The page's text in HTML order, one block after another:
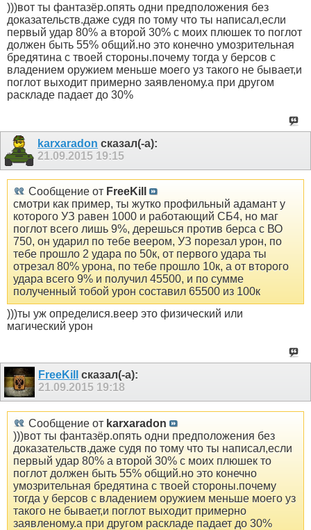
)))вот ты фантазёр.опять одни предположения без
доказательств.даже судя по тому что ты написал,если
первый удар 80% а второй 30% с моих плюшек то поглот
должен быть 55% общий.но это конечно умозрительная
бредятина с твоей стороны.почему тогда у берсов с
владением оружием меньше моего уз такого не бывает,и
поглот выходит примерно заявленому.а при другом
раскладе падает до 30%
karxaradon сказал(-а):
21.09.2015 19:15
Сообщение от FreeKill
смотри как пример, ты жутко профильный адамант у
которого УЗ равен 1000 и работающий СБ4, но маг
поглот всего лишь 9%, дерешься против берса с ВО
750, он ударил по тебе веером, УЗ порезал урон, по
тебе прошло 2 удара по 50к, от первого удара ты
отрезал 80% урона, по тебе прошло 10к, а от второго
удара всего 9% и получил 45500, и по сумме
полученный тобой урон составил 65500 из 100к
)))ты уж определися.веер это физический или
магический урон
FreeKill
сказал(-а):
21.09.2015 19:18
Сообщение от karxaradon
)))вот ты фантазёр.опять одни предположения без
доказательств.даже судя по тому что ты написал,если
первый удар 80% а второй 30% с моих плюшек то
поглот должен быть 55% общий.но это конечно
умозрительная бредятина с твоей стороны.почему
тогда у берсов с владением оружием меньше моего уз
такого не бывает,и поглот выходит примерно
заявленому.а при другом раскладе падает до 30%